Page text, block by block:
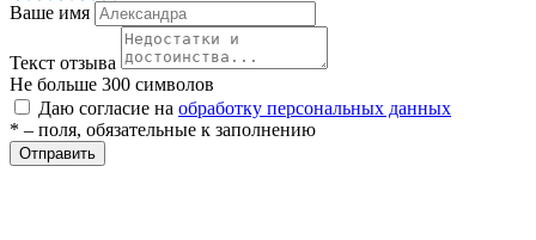
Ваше имя
Текст отзыва
Не больше 300 символов
Даю согласие на обработку персональных данных
* – поля, обязательные к заполнению
Отправить